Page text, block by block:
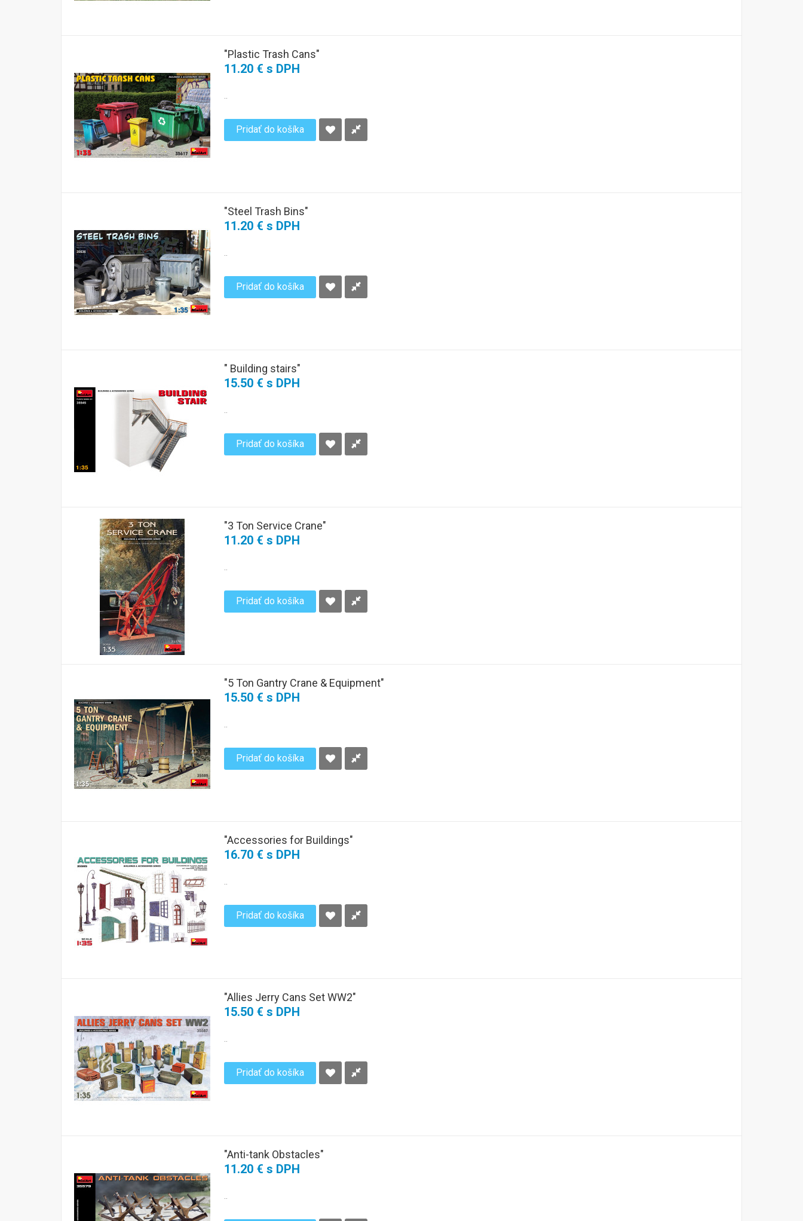
"Plastic Trash Cans"
11.20 € s DPH
Pridať do košíka
"Steel Trash Bins"
11.20 € s DPH
Pridať do košíka
" Building stairs"
15.50 € s DPH
Pridať do košíka
"3 Ton Service Crane"
11.20 € s DPH
Pridať do košíka
"5 Ton Gantry Crane & Equipment"
15.50 € s DPH
Pridať do košíka
"Accessories for Buildings"
16.70 € s DPH
Pridať do košíka
"Allies Jerry Cans Set WW2"
15.50 € s DPH
Pridať do košíka
"Anti-tank Obstacles"
11.20 € s DPH